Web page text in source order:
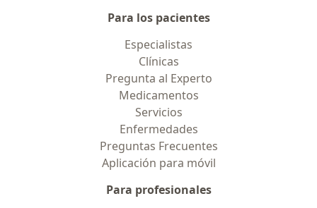
Para los pacientes
Especialistas
Clínicas
Pregunta al Experto
Medicamentos
Servicios
Enfermedades
Preguntas Frecuentes
Aplicación para móvil
Para profesionales